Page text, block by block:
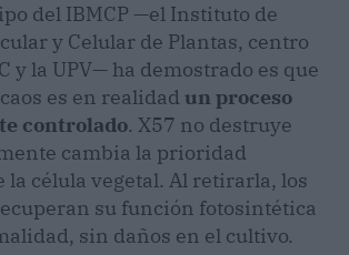
del IBMCP —el Instituto de
y Celular de Plantas, centro
y la UPV— ha demostrado es que
es en realidad un proceso
controlado. X57 no destruye
cambia la prioridad
la célula vegetal. Al retirarla, los
su función fotosintética
sin daños en el cultivo.